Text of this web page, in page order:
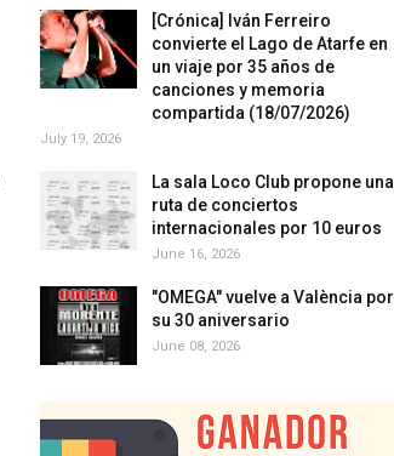
[Crónica] Iván Ferreiro
convierte el Lago de Atarfe en
un viaje por 35 años de
canciones y memoria
compartida (18/07/2026)
July 19, 2026
La sala Loco Club propone una
ruta de conciertos
internacionales por 10 euros
June 16, 2026
"OMEGA" vuelve a València por
su 30 aniversario
June 08, 2026